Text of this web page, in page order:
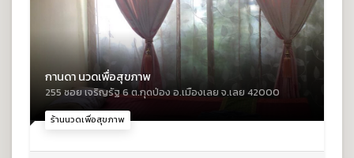
ร้านนวดเพื่อสุขภาพ
กานดา นวดเพื่อสุขภาพ
255 ซอย เจริญรัฐ 6 ต.กุดป่อง อ.เมืองเลย จ.เลย 42000